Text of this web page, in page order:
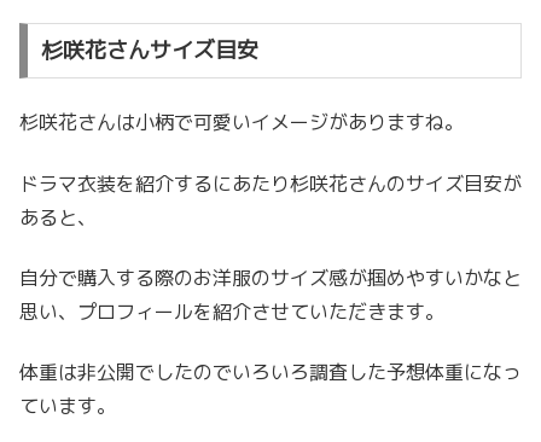
杉咲花さんサイズ目安
杉咲花さんは小柄で可愛いイメージがありますね。
ドラマ衣装を紹介するにあたり杉咲花さんのサイズ目安が
あると、
自分で購入する際のお洋服のサイズ感が掴めやすいかなと
思い、プロフィールを紹介させていただきます。
体重は非公開でしたのでいろいろ調査した予想体重になっ
ています。